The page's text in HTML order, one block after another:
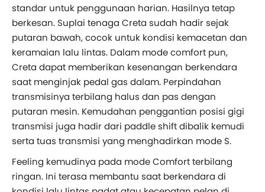
standar untuk penggunaan harian. Hasilnya tetap
berkesan. Suplai tenaga Creta sudah hadir sejak
putaran bawah, cocok untuk kondisi kemacetan dan
keramaian lalu lintas. Dalam mode comfort pun,
Creta dapat memberikan kesenangan berkendara
saat menginjak pedal gas dalam. Perpindahan
transmisinya terbilang halus dan pas dengan
putaran mesin. Kemudahan penggantian posisi gigi
transmisi juga hadir dari paddle shift dibalik kemudi
serta tuas transmisi yang menghadirkan mode S.
Feeling kemudinya pada mode Comfort terbilang
ringan. Ini terasa membantu saat berkendara di